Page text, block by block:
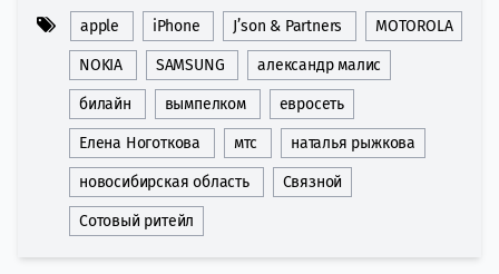
apple iPhone J’son & Partners MOTOROLA
NOKIA SAMSUNG александр малис
билайн вымпелком евросеть
Елена Ноготкова мтс наталья рыжкова
новосибирская область Связной
Сотовый ритейл